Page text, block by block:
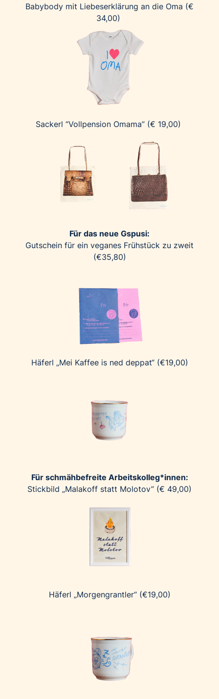
Babybody mit Liebeserklärung an die Oma (€
34,00)
Sackerl “Vollpension Omama” (€ 19,00)
Für das neue Gspusi:
Gutschein für ein veganes Frühstück zu zweit
(€35,80)
Häferl „Mei Kaffee is ned deppat“ (€19,00)
Für schmähbefreite Arbeitskolleg*innen:
Stickbild „Malakoff statt Molotov” (€ 49,00)
Häferl „Morgengrantler“ (€19,00)